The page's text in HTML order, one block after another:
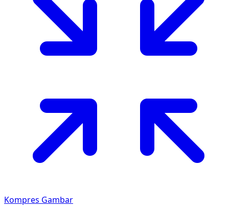
Kompres Gambar